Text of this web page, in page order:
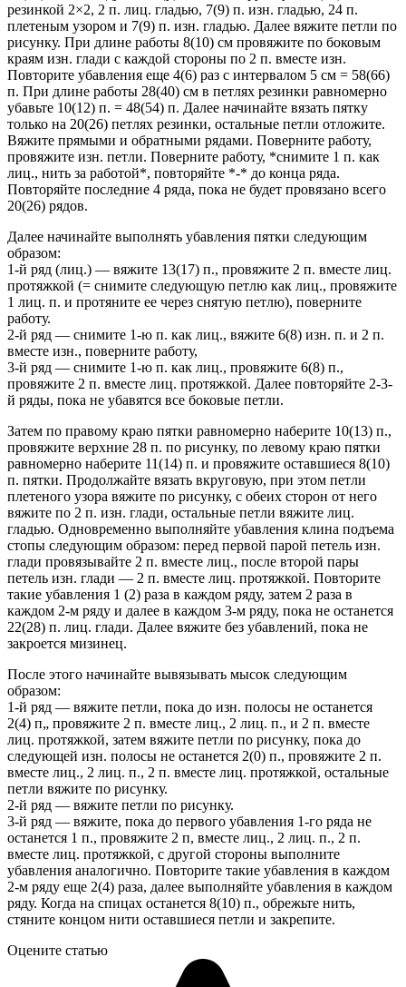
резинкой 2×2, 2 п. лиц. гладью, 7(9) п. изн. гладью, 24 п.
плетеным узором и 7(9) п. изн. гладью. Далее вяжите петли по
рисунку. При длине работы 8(10) см провяжите по боковым
краям изн. глади с каждой стороны по 2 п. вместе изн.
Повторите убавления еще 4(6) раз с интервалом 5 см = 58(66)
п. При длине работы 28(40) см в петлях резинки равномерно
убавьте 10(12) п. = 48(54) п. Далее начинайте вязать пятку
только на 20(26) петлях резинки, остальные петли отложите.
Вяжите прямыми и обратными рядами. Поверните работу,
провяжите изн. петли. Поверните работу, *снимите 1 п. как
лиц., нить за работой*, повторяйте *-* до конца ряда.
Повторяйте последние 4 ряда, пока не будет провязано всего
20(26) рядов.
Далее начинайте выполнять убавления пятки следующим
образом:
1-й ряд (лиц.) — вяжите 13(17) п., провяжите 2 п. вместе лиц.
протяжкой (= снимите следующую петлю как лиц., провяжите
1 лиц. п. и протяните ее через снятую петлю), поверните
работу.
2-й ряд — снимите 1-ю п. как лиц., вяжите 6(8) изн. п. и 2 п.
вместе изн., поверните работу,
3-й ряд — снимите 1-ю п. как лиц., провяжите 6(8) п.,
провяжите 2 п. вместе лиц. протяжкой. Далее повторяйте 2-3-
й ряды, пока не убавятся все боковые петли.
Затем по правому краю пятки равномерно наберите 10(13) п.,
провяжите верхние 28 п. по рисунку, по левому краю пятки
равномерно наберите 11(14) п. и провяжите оставшиеся 8(10)
п. пятки. Продолжайте вязать вкруговую, при этом петли
плетеного узора вяжите по рисунку, с обеих сторон от него
вяжите по 2 п. изн. глади, остальные петли вяжите лиц.
гладью. Одновременно выполняйте убавления клина подъема
стопы следующим образом: перед первой парой петель изн.
глади провязывайте 2 п. вместе лиц., после второй пары
петель изн. глади — 2 п. вместе лиц. протяжкой. Повторите
такие убавления 1 (2) раза в каждом ряду, затем 2 раза в
каждом 2-м ряду и далее в каждом 3-м ряду, пока не останется
22(28) п. лиц. глади. Далее вяжите без убавлений, пока не
закроется мизинец.
После этого начинайте вывязывать мысок следующим
образом:
1-й ряд — вяжите петли, пока до изн. полосы не останется
2(4) п„ провяжите 2 п. вместе лиц., 2 лиц. п., и 2 п. вместе
лиц. протяжкой, затем вяжите петли по рисунку, пока до
следующей изн. полосы не останется 2(0) п., провяжите 2 п.
вместе лиц., 2 лиц. п., 2 п. вместе лиц. протяжкой, остальные
петли вяжите по рисунку.
2-й ряд — вяжите петли по рисунку.
3-й ряд — вяжите, пока до первого убавления 1-го ряда не
останется 1 п., провяжите 2 п, вместе лиц., 2 лиц. п., 2 п.
вместе лиц. протяжкой, с другой стороны выполните
убавления аналогично. Повторите такие убавления в каждом
2-м ряду еще 2(4) раза, далее выполняйте убавления в каждом
ряду. Когда на спицах останется 8(10) п., обрежьте нить,
стяните концом нити оставшиеся петли и закрепите.
Оцените статью